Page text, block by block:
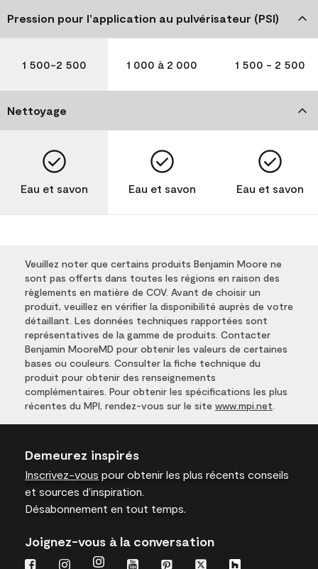
Pression pour l’application au pulvérisateur (PSI)
1 500-2 500 1 000 à 2 000 1 500 - 2 500
Nettoyage
Eau et savon Eau et savon Eau et savon
Veuillez noter que certains produits Benjamin Moore ne
sont pas offerts dans toutes les régions en raison des
règlements en matière de COV. Avant de choisir un
produit, veuillez en vérifier la disponibilité auprès de votre
détaillant. Les données techniques rapportées sont
représentatives de la gamme de produits. Contacter
Benjamin MooreMD pour obtenir les valeurs de certaines
bases ou couleurs. Consulter la fiche technique du
produit pour obtenir des renseignements
complémentaires. Pour obtenir les spécifications les plus
récentes du MPI, rendez-vous sur le site www.mpi.net
Demeurez inspirés
Inscrivez-vous pour obtenir les plus récents conseils
et sources d’inspiration.
Désabonnement en tout temps.
Joignez-vous à la conversation